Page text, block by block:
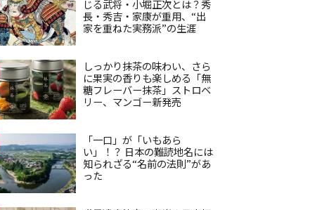
じる武将・小堀正次とは？秀
長・秀吉・家康が重用、“出
家を重ねた実務派”の生涯
しっかり抹茶の味わい、さら
に果実の香りも楽しめる「無
糖フレーバー抹茶」ストロベ
リー、マンゴー新発売
「一口」が「いもあら
い」！？ 日本の難読地名には
知られざる“名前の法則”があ
った